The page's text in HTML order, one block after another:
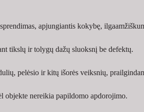
apjungiantis kokybę,
tikslų ir tolygų dažų sluoksnį be defektų.
pelėsio ir kitų išorės veiksnių,
objekte nereikia papildomo apdorojimo.